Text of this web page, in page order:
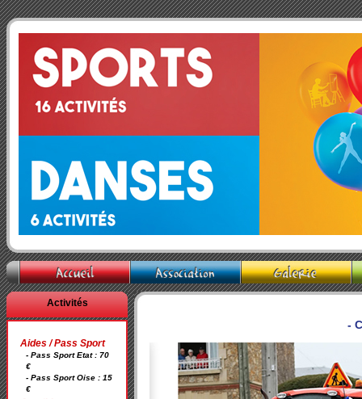
Activités
Aides / Pass Sport
- Pass Sport Etat : 70
€
- Pass Sport Oise : 15
€
-